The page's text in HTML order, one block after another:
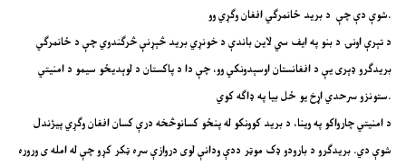
شوې دې چې د برید ځانمرګي افغان وګړي وو
.
بریدګرو ډېری یې د افغانستان اوسېدونکي وو، چې دا د پاکستان د لوېدیځو سیمو د امنیتي
ستونزو سرحدي اړخ یو ځل بیا په ډاګه کوي.
د امنیتي چارواکو په وینا، د برید کوونکو له پنځو کسانوڅخه درې کسان افغان وګړي پیژندل
شوې دي. بریدګرو د بارودو ډک موټر ددې ودانې لوی دروازې سره ټکر کړو چې له امله ی وروره